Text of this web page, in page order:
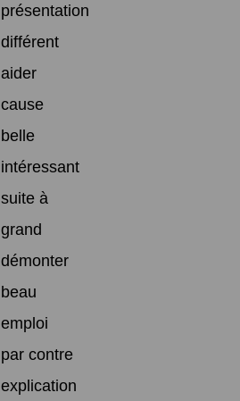
présentation
différent
aider
cause
belle
intéressant
suite à
grand
démonter
beau
emploi
par contre
explication